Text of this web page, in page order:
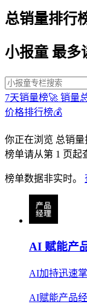
总销量排行
小报童 最多
7天销量榜🚀 销量
价格排行榜💰
你正在浏览 总销
榜单请从第 1 页起
榜单数据非实时。
AI 赋能产
AI加持迅速
AI赋能产品